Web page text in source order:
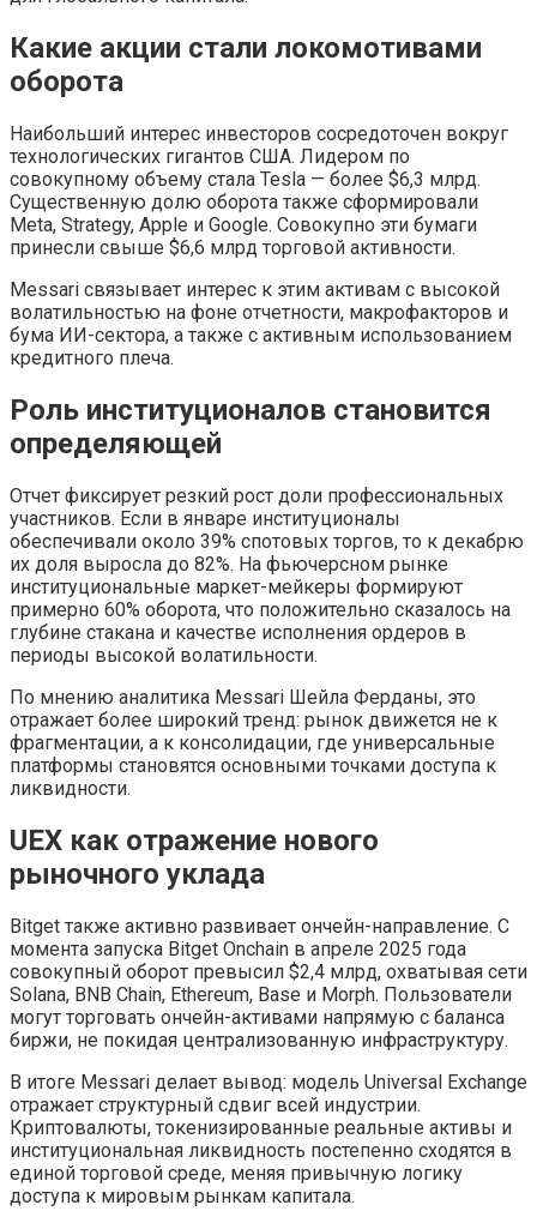
Какие акции стали локомотивами
оборота
Наибольший интерес инвесторов сосредоточен вокруг
технологических гигантов США. Лидером по
совокупному объему стала Tesla — более $6,3 млрд.
Существенную долю оборота также сформировали
Meta, Strategy, Apple и Google. Совокупно эти бумаги
принесли свыше $6,6 млрд торговой активности.
Messari связывает интерес к этим активам с высокой
волатильностью на фоне отчетности, макрофакторов и
бума ИИ-сектора, а также с активным использованием
кредитного плеча.
Роль институционалов становится
определяющей
Отчет фиксирует резкий рост доли профессиональных
участников. Если в январе институционалы
обеспечивали около 39% спотовых торгов, то к декабрю
их доля выросла до 82%. На фьючерсном рынке
институциональные маркет-мейкеры формируют
примерно 60% оборота, что положительно сказалось на
глубине стакана и качестве исполнения ордеров в
периоды высокой волатильности.
По мнению аналитика Messari Шейла Ферданы, это
отражает более широкий тренд: рынок движется не к
фрагментации, а к консолидации, где универсальные
платформы становятся основными точками доступа к
ликвидности.
UEX как отражение нового
рыночного уклада
Bitget также активно развивает ончейн-направление. С
момента запуска Bitget Onchain в апреле 2025 года
совокупный оборот превысил $2,4 млрд, охватывая сети
Solana, BNB Chain, Ethereum, Base и Morph. Пользователи
могут торговать ончейн-активами напрямую с баланса
биржи, не покидая централизованную инфраструктуру.
В итоге Messari делает вывод: модель Universal Exchange
отражает структурный сдвиг всей индустрии.
Криптовалюты, токенизированные реальные активы и
институциональная ликвидность постепенно сходятся в
единой торговой среде, меняя привычную логику
доступа к мировым рынкам капитала.